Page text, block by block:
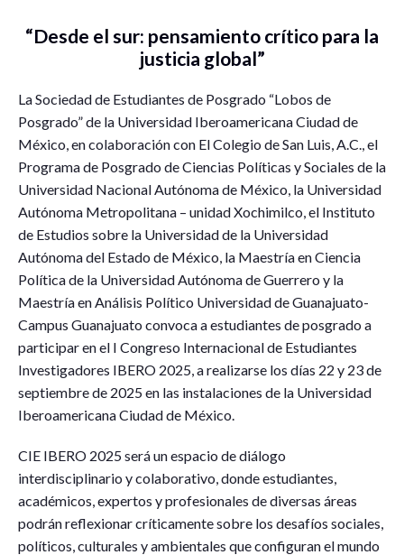
“Desde el sur: pensamiento crítico para la
justicia global”
La Sociedad de Estudiantes de Posgrado “Lobos de
Posgrado” de la Universidad Iberoamericana Ciudad de
México, en colaboración con El Colegio de San Luis, A.C., el
Programa de Posgrado de Ciencias Políticas y Sociales de la
Universidad Nacional Autónoma de México, la Universidad
Autónoma Metropolitana – unidad Xochimilco, el Instituto
de Estudios sobre la Universidad de la Universidad
Autónoma del Estado de México, la Maestría en Ciencia
Política de la Universidad Autónoma de Guerrero y la
Maestría en Análisis Político Universidad de Guanajuato-
Campus Guanajuato convoca a estudiantes de posgrado a
participar en el I Congreso Internacional de Estudiantes
Investigadores IBERO 2025, a realizarse los días 22 y 23 de
septiembre de 2025 en las instalaciones de la Universidad
Iberoamericana Ciudad de México.
CIE IBERO 2025 será un espacio de diálogo
interdisciplinario y colaborativo, donde estudiantes,
académicos, expertos y profesionales de diversas áreas
podrán reflexionar críticamente sobre los desafíos sociales,
políticos, culturales y ambientales que configuran el mundo